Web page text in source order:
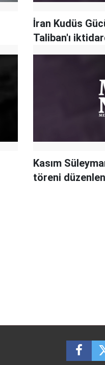
İran Kudüs
Taliban'ı
Kasım
töreni